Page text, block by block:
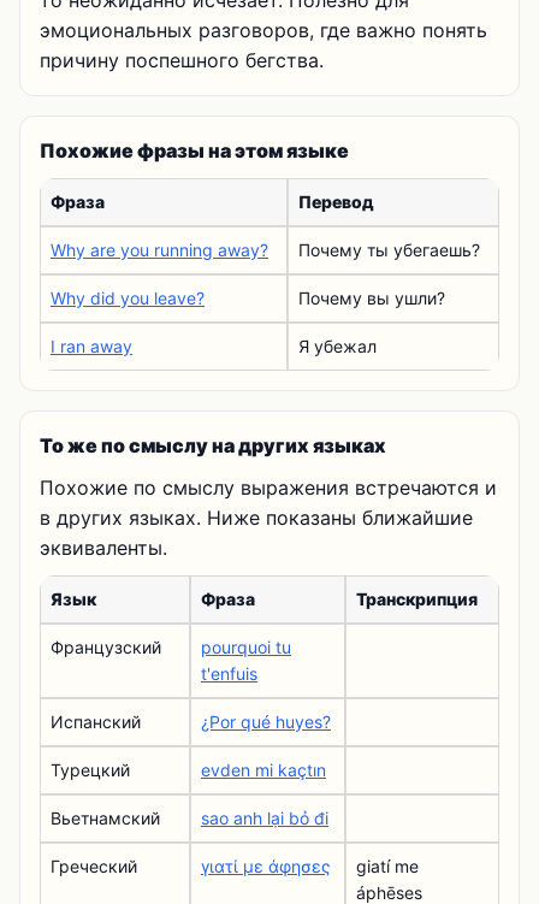
эмоциональных разговоров, где важно понять
причину поспешного бегства.
Похожие фразы на этом языке
Фраза Перевод
Why are you running away? Почему ты убегаешь?
Why did you leave? Почему вы ушли?
I ran away Я убежал
То же по смыслу на других языках
Похожие по смыслу выражения встречаются и
в других языках. Ниже показаны ближайшие
эквиваленты.
Язык Фраза Транскрипция
Французский
pourquoi tu
t'enfuis
Испанский ¿Por qué huyes?
Турецкий evden mi kaçtın
Вьетнамский sao anh lại bỏ đi
Греческий γιατί με άφησες
giatí me
áphēses